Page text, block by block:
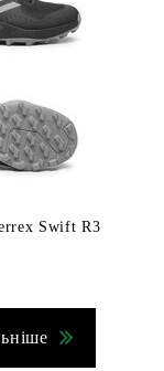
Swift R3